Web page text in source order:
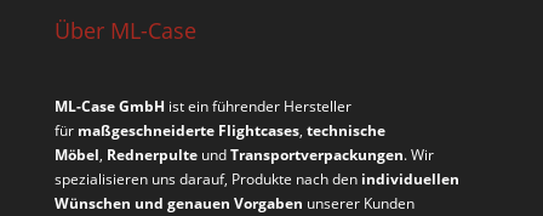
Über ML-Case
ML-Case GmbH ist ein führender Hersteller
für maßgeschneiderte Flightcases, technische
Möbel, RednerpulteundTransportverpackungen. Wir
spezialisieren uns darauf, Produkte nach den individuellen
Wünschen und genauen Vorgaben unserer Kunden